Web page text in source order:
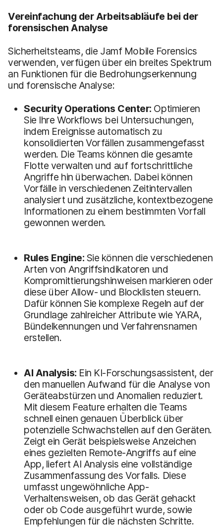
Vereinfachung der Arbeitsabläufe bei der
forensischen Analyse
Sicherheitsteams, die Jamf Mobile Forensics
verwenden, verfügen über ein breites Spektrum
an Funktionen für die Bedrohungserkennung
und forensische Analyse:
Security Operations Center: Optimieren
Sie Ihre Workflows bei Untersuchungen,
indem Ereignisse automatisch zu
konsolidierten Vorfällen zusammengefasst
werden. Die Teams können die gesamte
Flotte verwalten und auf fortschrittliche
Angriffe hin überwachen. Dabei können
Vorfälle in verschiedenen Zeitintervallen
analysiert und zusätzliche, kontextbezogene
Informationen zu einem bestimmten Vorfall
gewonnen werden.
Rules Engine: Sie können die verschiedenen
Arten von Angriffsindikatoren und
Kompromittierungshinweisen markieren oder
diese über Allow- und Blocklisten steuern.
Dafür können Sie komplexe Regeln auf der
Grundlage zahlreicher Attribute wie YARA,
Bündelkennungen und Verfahrensnamen
erstellen.
AI Analysis: Ein KI-Forschungsassistent, der
den manuellen Aufwand für die Analyse von
Geräteabstürzen und Anomalien reduziert.
Mit diesem Feature erhalten die Teams
schnell einen genauen Überblick über
potenzielle Schwachstellen auf den Geräten.
Zeigt ein Gerät beispielsweise Anzeichen
eines gezielten Remote-Angriffs auf eine
App, liefert AI Analysis eine vollständige
Zusammenfassung des Vorfalls. Diese
umfasst ungewöhnliche App-
Verhaltensweisen, ob das Gerät gehackt
oder ob Code ausgeführt wurde, sowie
Empfehlungen für die nächsten Schritte.